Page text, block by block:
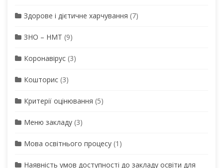
Здорове і дієтичне харчування (7)
ЗНО – НМТ (9)
Коронавірус (3)
Кошторис (3)
Критерії оцінювання (5)
Меню закладу (3)
Мова освітнього процесу (1)
Наявність умов доступності до закладу освіти для